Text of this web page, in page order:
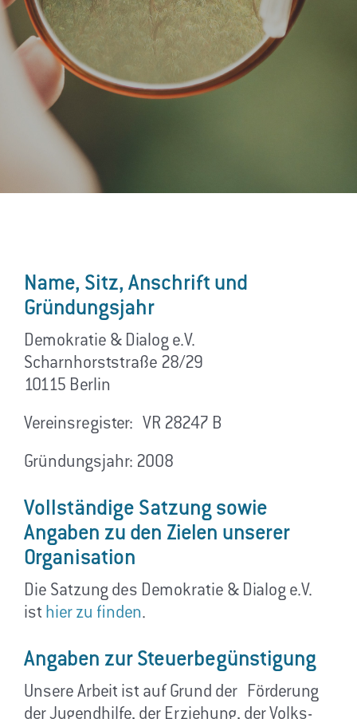
Name, Sitz, Anschrift und
Gründungsjahr
Demokratie & Dialog e.V.
Scharnhorststraße 28/29
10115 Berlin
Vereinsregister: VR 28247 B
Gründungsjahr: 2008
Vollständige Satzung sowie
Angaben zu den Zielen unserer
Organisation
Die Satzung des Demokratie & Dialog e.V.
ist hier zu finden.
Angaben zur Steuerbegünstigung
Unsere Arbeit ist auf Grund der Förderung
der Jugendhilfe, der Erziehung, der Volks-